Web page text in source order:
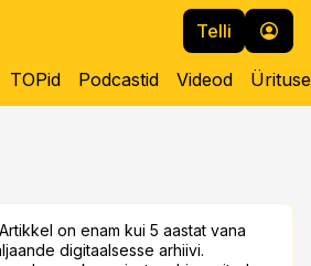
Telli
TOPid Podcastid Videod
Artikkel on enam kui 5 aastat vana
digitaalsesse arhiivi.